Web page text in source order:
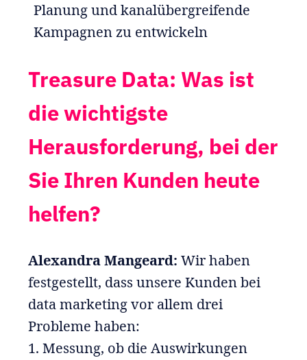
Planung und kanalübergreifende
Kampagnen zu entwickeln
Treasure Data: Was ist
die wichtigste
Herausforderung, bei der
Sie Ihren Kunden heute
helfen?
Alexandra Mangeard: Wir haben
festgestellt, dass unsere Kunden bei
data marketing vor allem drei
Probleme haben:
1. Messung, ob die Auswirkungen